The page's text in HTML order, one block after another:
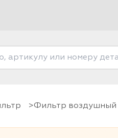
Фильтр воздушный